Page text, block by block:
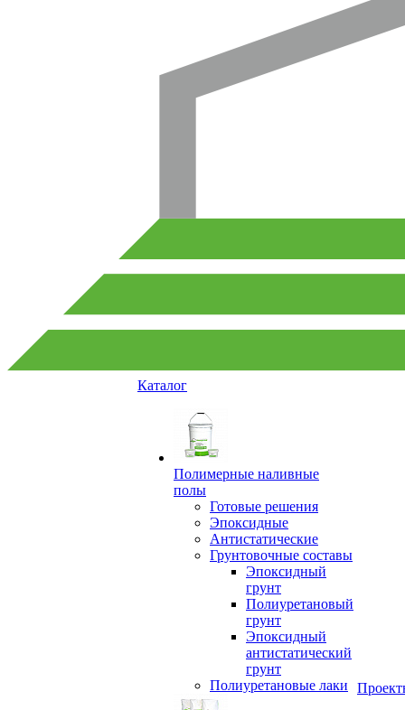
Каталог
Полимерные наливные
полы
Готовые решения
Эпоксидные
Антистатические
Грунтовочные составы
Эпоксидный
грунт
Полиуретановый
грунт
Эпоксидный
антистатический
грунт
Полиуретановые лаки